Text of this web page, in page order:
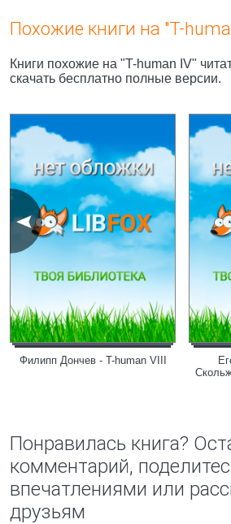
Похожие книги на "T-
Книги похожие на "T-human IV"
скачать бесплатно полные версии.
Филипп Дончев - T-human VIII
Понравилась книга?
комментарий,
впечатлениями или
друзьям